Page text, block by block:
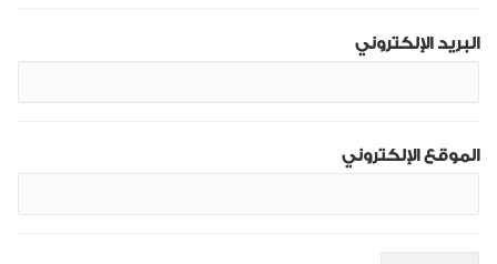
البريد الإلكتروني
الموقع الإلكتروني